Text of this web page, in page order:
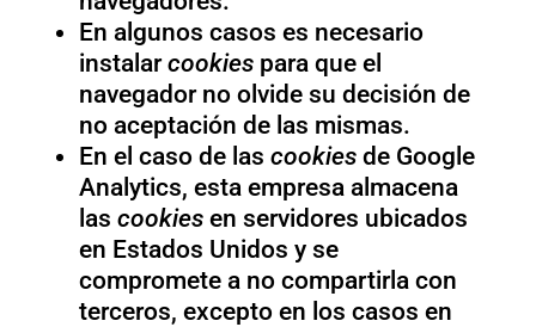
En algunos casos es necesario
instalarcookiespara que el
navegador no olvide su decisión de
no aceptación de las mismas.
En el caso de las cookiesde Google
Analytics, esta empresa almacena
las cookiesen servidores ubicados
en Estados Unidos y se
compromete a no compartirla con
terceros, excepto en los casos en